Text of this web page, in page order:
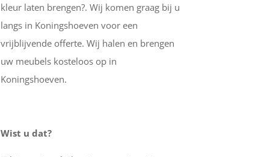
kleur laten brengen?. Wij komen graag bij u
langs in Koningshoeven voor een
vrijblijvende offerte. Wij halen en brengen
uw meubels kosteloos op in
Koningshoeven.
Wist u dat?